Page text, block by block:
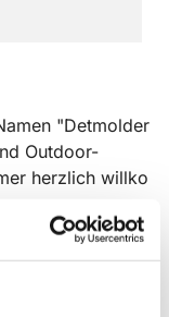
"Detmolder
Outdoor-
herzlich willko